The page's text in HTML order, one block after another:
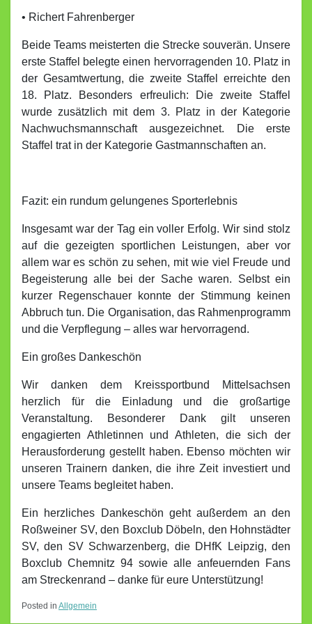
• Richert Fahrenberger
Beide Teams meisterten die Strecke souverän. Unsere
erste Staffel belegte einen hervorragenden 10. Platz in
der Gesamtwertung, die zweite Staffel erreichte den
18. Platz. Besonders erfreulich: Die zweite Staffel
wurde zusätzlich mit dem 3. Platz in der Kategorie
Nachwuchsmannschaft ausgezeichnet. Die erste
Staffel trat in der Kategorie Gastmannschaften an.
Fazit: ein rundum gelungenes Sporterlebnis
Insgesamt war der Tag ein voller Erfolg. Wir sind stolz
auf die gezeigten sportlichen Leistungen, aber vor
allem war es schön zu sehen, mit wie viel Freude und
Begeisterung alle bei der Sache waren. Selbst ein
kurzer Regenschauer konnte der Stimmung keinen
Abbruch tun. Die Organisation, das Rahmenprogramm
und die Verpflegung – alles war hervorragend.
Ein großes Dankeschön
Wir danken dem Kreissportbund Mittelsachsen
herzlich für die Einladung und die großartige
Veranstaltung. Besonderer Dank gilt unseren
engagierten Athletinnen und Athleten, die sich der
Herausforderung gestellt haben. Ebenso möchten wir
unseren Trainern danken, die ihre Zeit investiert und
unsere Teams begleitet haben.
Ein herzliches Dankeschön geht außerdem an den
Roßweiner SV, den Boxclub Döbeln, den Hohnstädter
SV, den SV Schwarzenberg, die DHfK Leipzig, den
Boxclub Chemnitz 94 sowie alle anfeuernden Fans
am Streckenrand – danke für eure Unterstützung!
Posted in Allgemein